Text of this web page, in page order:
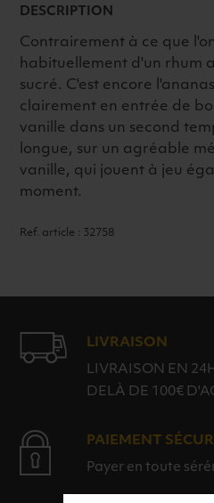
DESCRIPTION
Contrairement à ce que
habituellement d'un rhum
sucré. C'est encore
clairement en entrée de
vanille dans un second
longue, sur un agréable
vanille, qui jouent à jeu
moment.
Ref. article : 32758
LIVRAISON
LIVRAISON EN
DELÀ DE 100€
PAIEMENT
Payer en toute